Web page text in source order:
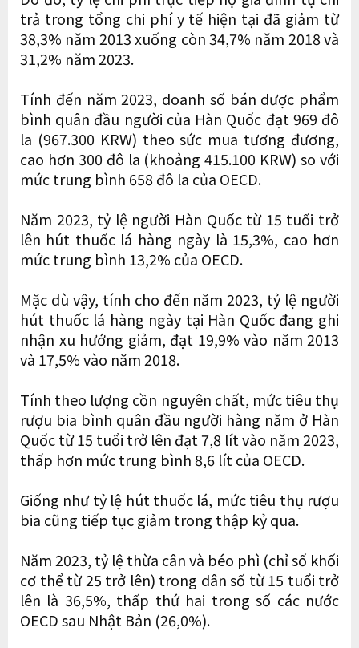
trả trong tổng chi phí y tế hiện tại đã giảm từ
38,3% năm 2013 xuống còn 34,7% năm 2018 và
31,2% năm 2023.
Tính đến năm 2023, doanh số bán dược phẩm
bình quân đầu người của Hàn Quốc đạt 969 đô
la (967.300 KRW) theo sức mua tương đương,
cao hơn 300 đô la (khoảng 415.100 KRW) so với
mức trung bình 658 đô la của OECD.
Năm 2023, tỷ lệ người Hàn Quốc từ 15 tuổi trở
lên hút thuốc lá hàng ngày là 15,3%, cao hơn
mức trung bình 13,2% của OECD.
Mặc dù vậy, tính cho đến năm 2023, tỷ lệ người
hút thuốc lá hàng ngày tại Hàn Quốc đang ghi
nhận xu hướng giảm, đạt 19,9% vào năm 2013
và 17,5% vào năm 2018.
Tính theo lượng cồn nguyên chất, mức tiêu thụ
rượu bia bình quân đầu người hàng năm ở Hàn
Quốc từ 15 tuổi trở lên đạt 7,8 lít vào năm 2023,
thấp hơn mức trung bình 8,6 lít của OECD.
Giống như tỷ lệ hút thuốc lá, mức tiêu thụ rượu
bia cũng tiếp tục giảm trong thập kỷ qua.
Năm 2023, tỷ lệ thừa cân và béo phì (chỉ số khối
cơ thể từ 25 trở lên) trong dân số từ 15 tuổi trở
lên là 36,5%, thấp thứ hai trong số các nước
OECD sau Nhật Bản (26,0%).